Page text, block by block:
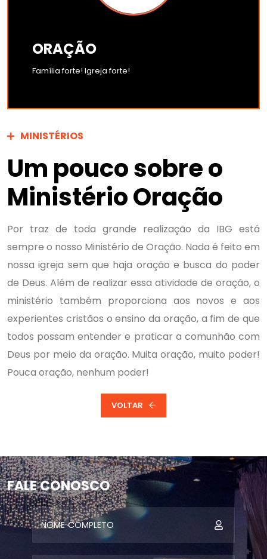
ORAÇÃO
Família forte! Igreja forte!
MINISTÉRIOS
Um pouco sobre o
Ministério Oração
Por traz de toda grande realização da IBG está
sempre o nosso Ministério de Oração. Nada é feito em
nossa igreja sem que haja oração e busca do poder
de Deus. Além de realizar essa atividade de oração, o
ministério também proporciona aos novos e aos
experientes cristãos o ensino da oração, a fim de que
todos possam entender e praticar a comunhão com
Deus por meio da oração. Muita oração, muito poder!
Pouca oração, nenhum poder!
VOLTAR
FALE CONOSCO